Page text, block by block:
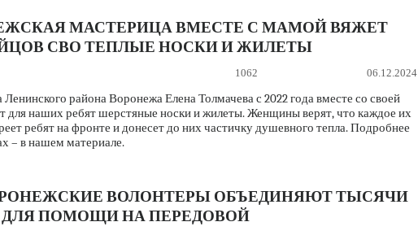
МАСТЕРИЦА ВМЕСТЕ С МАМОЙ ВЯЖЕТ
СВО ТЕПЛЫЕ НОСКИ И ЖИЛЕТЫ
1062 06.12.2024
райо­на Воронежа Елена Толмачева с 2022 года вместе со своей
для наших ребят шерстяные носки и жилеты. Женщины верят, что каждое их
ребят на фронте и донесет до них частичку душевного тепла. Подробнее
– в нашем материале.
ВОЛОНТЕРЫ ОБЪЕДИНЯЮТ ТЫСЯЧИ
ПОМОЩИ НА ПЕРЕДОВОЙ